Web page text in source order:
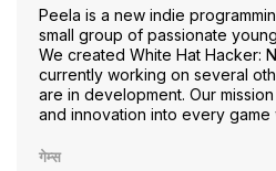
Peela is a new indie
small group of passionate
We created White Hat Hacker:
currently working on several
are in development. Our
and innovation into every game
गेम्स